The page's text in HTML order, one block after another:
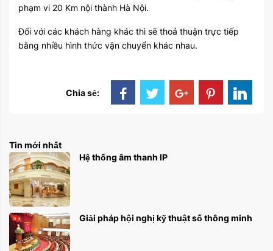
phạm vi 20 Km nội thành Hà Nội.
Đối với các khách hàng khác thì sẽ thoả thuận trực tiếp
bằng nhiều hình thức vận chuyển khác nhau.
Chia sẻ:
Tin mới nhất
Hệ thống âm thanh IP
Giải pháp hội nghị kỹ thuật số thông minh